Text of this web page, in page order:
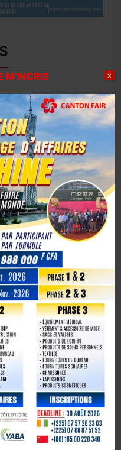
prévus en
minière entre
officielle du
BUSINESS ALLIANCE
Abou Dosso nommé
Chine, un tournant
76e anniversaire
du Japon
M’INCRIS X